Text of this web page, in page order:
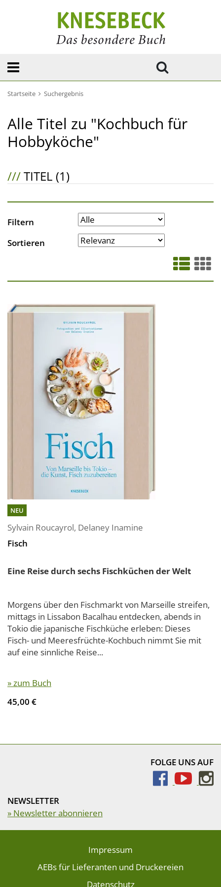
Startseite Suchergebnis
Alle Titel zu "Kochbuch für
Hobbyköche"
///TITEL (1)
Filtern
Sortieren
NEU
Sylvain Roucayrol, Delaney Inamine
Fisch
Eine Reise durch sechs Fischküchen der Welt
Morgens über den Fischmarkt von Marseille streifen,
mittags in Lissabon Bacalhau entdecken, abends in
Tokio die japanische Fischküche erleben: Dieses
Fisch- und Meeresfrüchte-Kochbuch nimmt Sie mit
auf eine sinnliche Reise...
» zum Buch
45,00 €
FOLGE UNS AUF
NEWSLETTER
» Newsletter abonnieren
Impressum
AEBs für Lieferanten und Druckereien
Datenschutz